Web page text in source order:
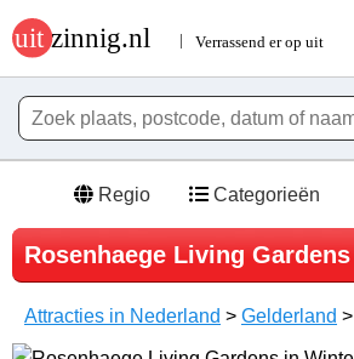
Regio Categorieën
Rosenhaege Living Gardens
Attracties in Nederland > Gelderland >